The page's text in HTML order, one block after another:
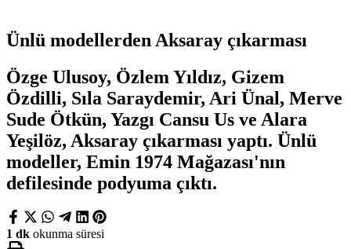
Ünlü modellerden Aksaray çıkarması
Özge Ulusoy, Özlem Yıldız, Gizem
Özdilli, Sıla Saraydemir, Ari Ünal, Merve
Sude Ötkün, Yazgı Cansu Us ve Alara
Yeşilöz, Aksaray çıkarması yaptı. Ünlü
modeller, Emin 1974 Mağazası'nın
defilesinde podyuma çıktı.
1 dk okunma süresi